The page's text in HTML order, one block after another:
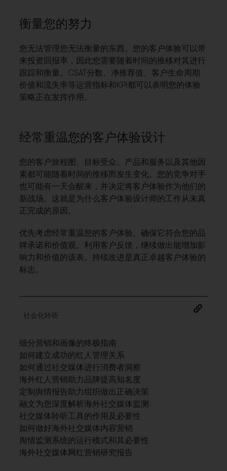
衡量您的努力
您无法管理您无法衡量的东西。您的客户体验可以带
来投资回报率，因此您需要随着时间的推移对其进行
跟踪和衡量。CSAT分数、净推荐值、客户生命周期
价值和流失率等运营指标和KPI都可以表明您的体验
策略正在发挥作用。
经常重温您的客户体验设计
您的客户旅程图、目标受众、产品和服务以及其他因
素都可能随着时间的推移而发生变化。您的竞争对手
也可能有一天会醒来，并决定将客户体验作为他们的
新战场。这就是为什么客户体验设计师的工作从未真
正完成的原因。
优先考虑经常重温您的客户体验。确保它符合您的品
牌承诺和价值观。利用客户反馈，继续做出能增加影
响力和价值的该表。持续改进是真正卓越客户体验的
标志。
社会化聆听
细分营销和画像的终极指南
如何建立成功的红人管理关系
如何通过社交媒体进行消费者洞察
海外红人营销助力品牌提高知名度
定制舆情报告助力组织做出正确决策
融文为您深度解析海外社交媒体监测
社交媒体聆听工具的作用及必要性
如何做好海外社交媒体内容营销
舆情监测系统的运行模式和其必要性
海外社交媒体网红营销研究报告